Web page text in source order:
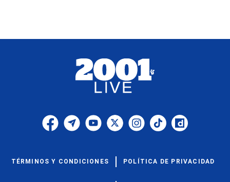
TÉRMINOS Y CONDICIONES POLÍTICA DE PRIVACIDAD